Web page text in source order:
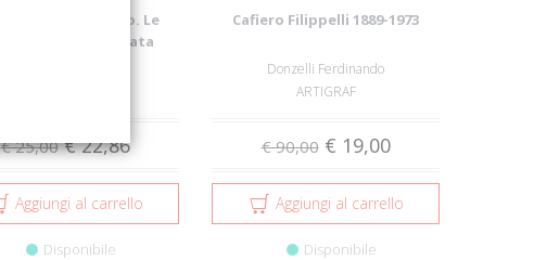
in movimento. Le
di Sant'Agata
€ 25,00 € 22,86
Aggiungi al carrello
Disponibile
Cafiero Filippelli 1889-1973
Donzelli Ferdinando
ARTIGRAF
€ 90,00 € 19,00
Aggiungi al carrello
Disponibile